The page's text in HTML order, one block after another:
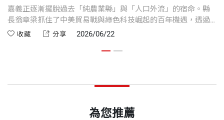
人
9 打造鑽石級綠建築－環境教育中心開啟濱海新篇章
10 台灣燈會在嘉義－嘉義夢的實踐
1 培養農業菁英部隊－國本學堂蓄積創新能量
自然不過的事。
情，因為當時他們整個村的人都是國中畢業後，就理
所當然去投靠親戚朋友找工作，因此認知裡根本沒有
《嘉義被看見了》記錄的是一個地方在困難條件下，
力量，從來不是只來自中央，也不是只來自大城市，
印刷規格 彩色
嘉義正逐漸擺脫過去「純農業縣」與「人口外流」的宿命。縣
長翁章梁抓住了中美貿易戰與綠色科技崛起的百年機遇，透過
引進科學園區與台積電，將嘉義成功轉型為「農工科技大
收藏 分享 2026/06/22
為您推薦